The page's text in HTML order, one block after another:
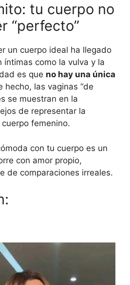
tu cuerpo no
“perfecto”
un cuerpo ideal ha llegado
íntimas como la vulva y la
es que no hay una única
hecho, las vaginas “de
se muestran en la
de representar la
femenino.
con tu cuerpo es un
con amor propio,
de comparaciones irreales.